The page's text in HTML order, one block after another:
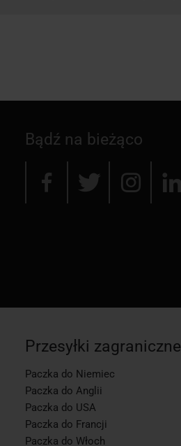
Bądź na bieżąco
Przesyłki zagraniczne
Paczka do Niemiec
Paczka do Anglii
Paczka do USA
Paczka do Francji
Paczka do Włoch